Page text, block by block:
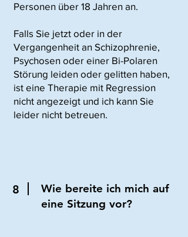
Personen über 18 Jahren an.
Falls Sie jetzt oder in der
Vergangenheit an Schizophrenie,
Psychosen oder einer Bi-Polaren
Störung leiden oder gelitten haben,
ist eine Therapie mit Regression
nicht angezeigt und ich kann Sie
leider nicht betreuen.
8
Wie bereite ich mich auf
eine Sitzung vor?